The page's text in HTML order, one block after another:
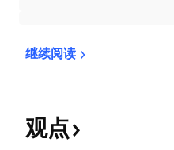
继续阅读
观点